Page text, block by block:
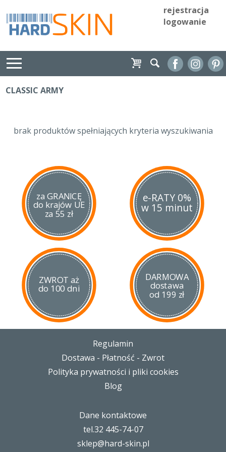
rejestracja
logowanie
CLASSIC ARMY
brak produktów spełniających kryteria wyszukiwania
za GRANICĘ
do krajów UE
za 55 zł
e-RATY 0%
w 15 minut
ZWROT aż
do 100 dni
DARMOWA
dostawa
od 199 zł
Regulamin
Dostawa - Płatność - Zwrot
Polityka prywatności i pliki cookies
Blog
Dane kontaktowe
tel.32 445-74-07
sklep@hard-skin.pl